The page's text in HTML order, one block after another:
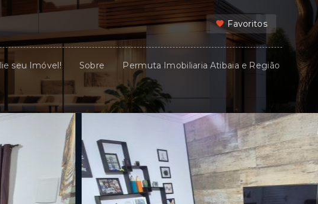
Favoritos
seu Imóvel! Sobre Permuta Imobiliaria Atibaia e Região